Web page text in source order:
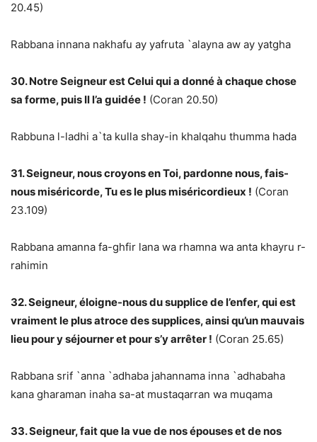
20.45)
Rabbana innana nakhafu ay yafruta `alayna aw ay yatgha
30. Notre Seigneur est Celui qui a donné à chaque chose
sa forme, puis Il l’a guidée ! (Coran 20.50)
Rabbuna l-ladhi a`ta kulla shay-in khalqahu thumma hada
31. Seigneur, nous croyons en Toi, pardonne nous, fais-
nous miséricorde, Tu es le plus miséricordieux ! (Coran
23.109)
Rabbana amanna fa-ghfir lana wa rhamna wa anta khayru r-
rahimin
32. Seigneur, éloigne-nous du supplice de l’enfer, qui est
vraiment le plus atroce des supplices, ainsi qu’un mauvais
lieu pour y séjourner et pour s’y arrêter ! (Coran 25.65)
Rabbana srif `anna `adhaba jahannama inna `adhabaha
kana gharaman inaha sa-at mustaqarran wa muqama
33. Seigneur, fait que la vue de nos épouses et de nos